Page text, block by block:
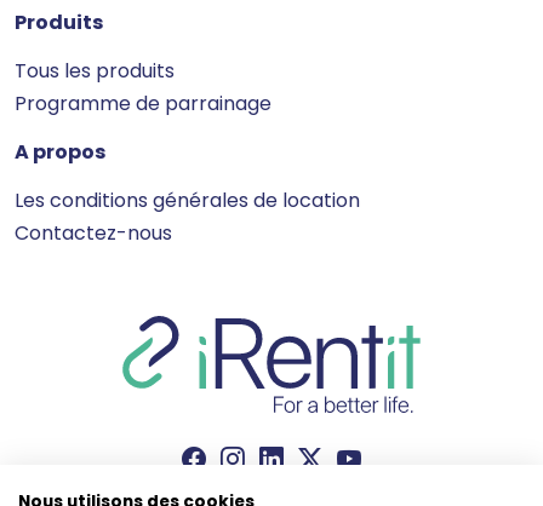
Produits
Tous les produits
Programme de parrainage
A propos
Les conditions générales de location
Contactez-nous